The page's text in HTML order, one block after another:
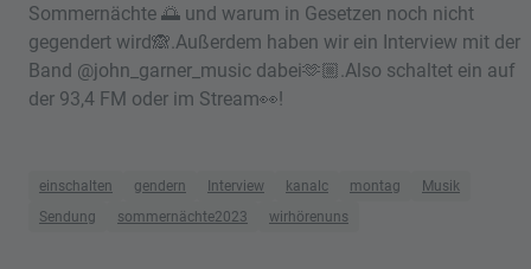
Sommernächte 🌅 und warum in Gesetzen noch nicht
gegendert wird🙈.Außerdem haben wir ein Interview mit der
Band @john_garner_music dabei🫶🏼.Also schaltet ein auf
der 93,4 FM oder im Stream👀!
einschalten gendern Interview kanalc montag
Musik
Sendung
sommernächte2023 wirhörenuns